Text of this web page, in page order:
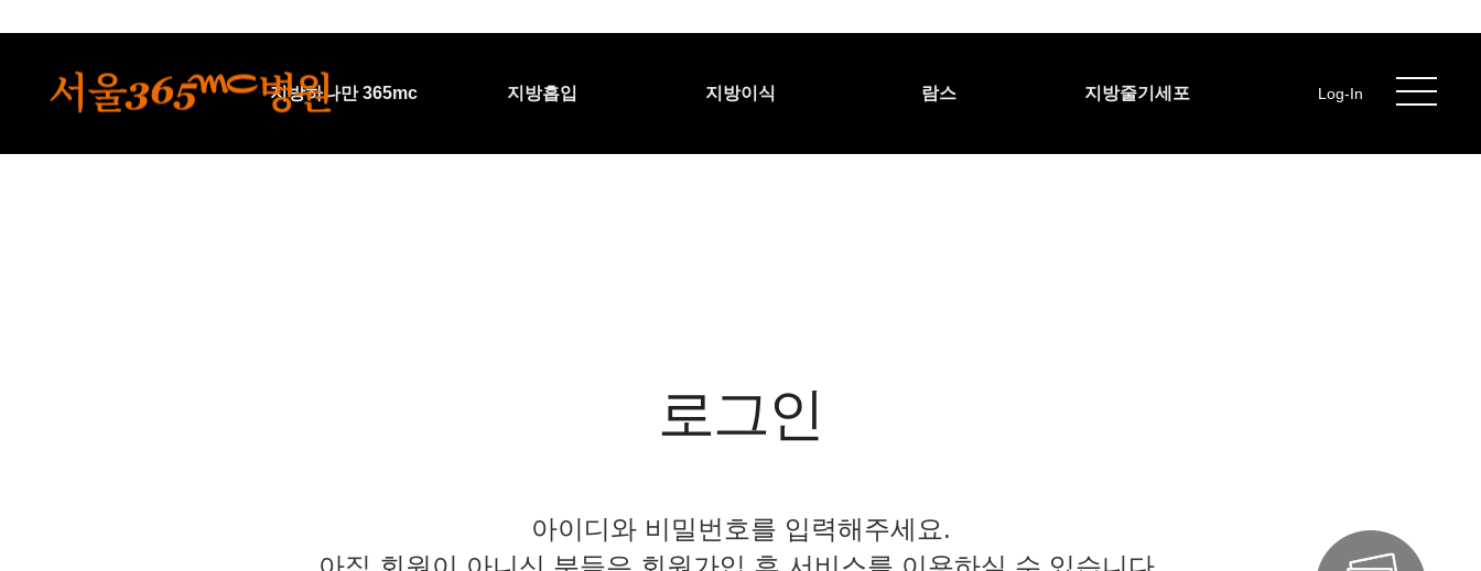
지방하나만 365mc 지방흡입 지방이식 람스 지방줄기세포 Log-In
로그인
아이디와 비밀번호를 입력해주세요.